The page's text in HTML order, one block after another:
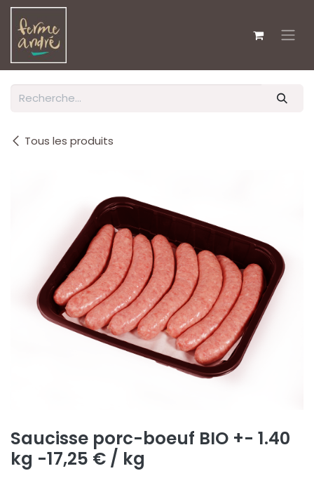
Se rendre au contenu
Tous les produits
Saucisse porc-boeuf BIO +- 1.40
kg -17,25 € / kg